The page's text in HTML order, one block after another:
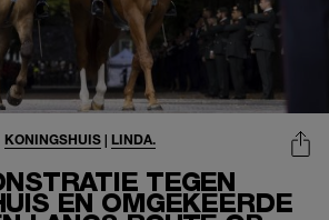
TEGEN
EN OMGEKEERDE
KONINGSHUIS | LINDA.